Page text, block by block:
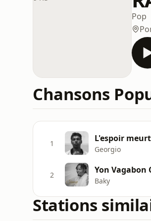
Pop
Chansons
1 L'espoir
Georgio
2 Yon Vagabon
Baky
Stations